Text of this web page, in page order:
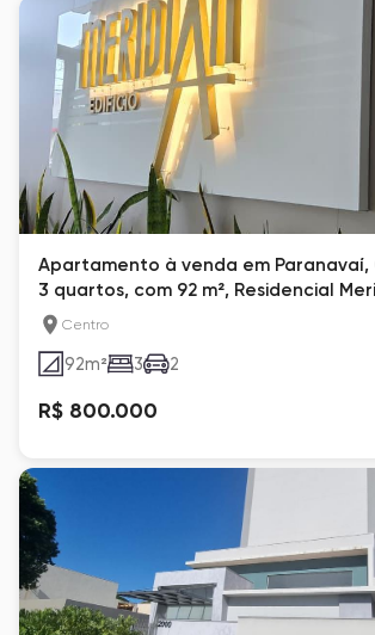
Apartamento à venda em Paranavaí,
3 quartos, com 92 m², Residencial
Centro
92m² 3 2
R$ 800.000